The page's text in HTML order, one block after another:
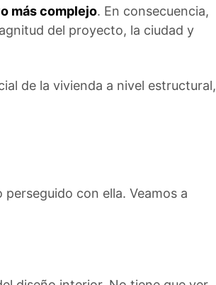
más complejo. En consecuencia,
del proyecto, la ciudad y
de la vivienda a nivel estructural,
con ella. Veamos a